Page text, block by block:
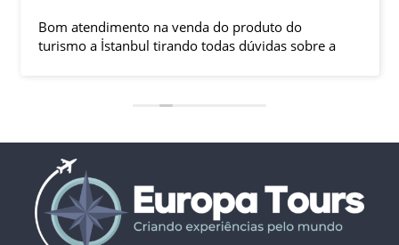
Bom atendimento na venda do produto do
turismo a İstanbul tirando todas dúvidas sobre a
ficaram em SP trabalhando. A associação dessa
LÍDER, garantiu o sucesso da viagem que foi, lá, em
grupo formado por brasileiros e com guia Turco, Sr
Ali Faik, falando um português impecável e foi
muito disponível e atencioso. Os transfers, foram
4, todos em vans novas e os trajetos em ônibus
com pilotos tranquilos dirigindo com segurança